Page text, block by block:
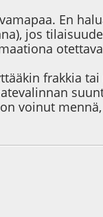
En
jos
frakkia
voinut